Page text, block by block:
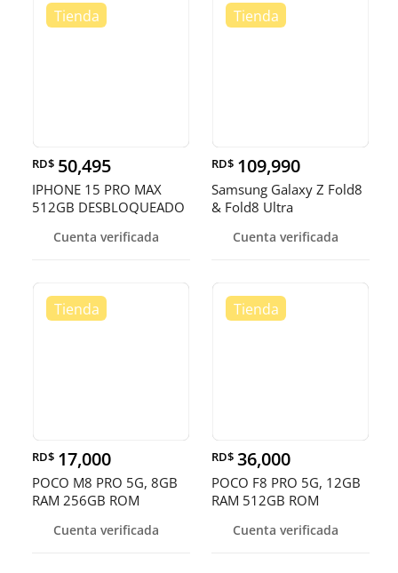
RD$ 50,495
IPHONE 15 PRO MAX
512GB DESBLOQUEADO
Cuenta verificada
RD$ 109,990
Samsung Galaxy Z Fold8
& Fold8 Ultra
Cuenta verificada
RD$ 17,000
POCO M8 PRO 5G, 8GB
RAM 256GB ROM
Cuenta verificada
RD$ 36,000
POCO F8 PRO 5G, 12GB
RAM 512GB ROM
Cuenta verificada